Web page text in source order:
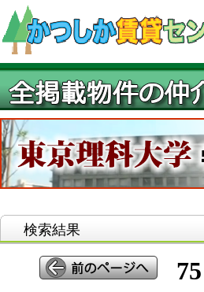
検索結果
75